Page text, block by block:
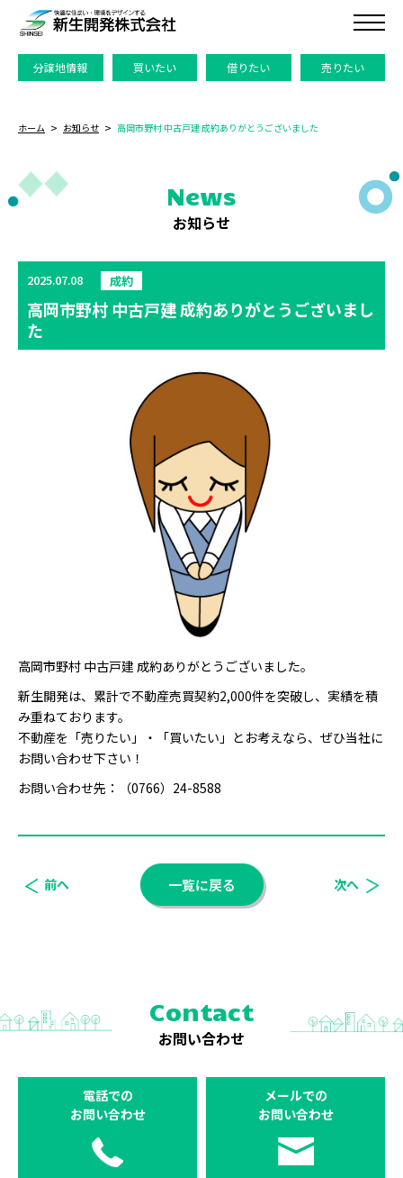
分譲地情報 買いたい 借りたい 売りたい
ホーム お知らせ 高岡市野村 中古戸建 成約ありがとうございました
News
お知らせ
2025.07.08 成約
高岡市野村 中古戸建 成約ありがとうございまし
た
高岡市野村 中古戸建 成約ありがとうございました。
新生開発は、累計で不動産売買契約2,000件を突破し、実績を積
み重ねております。
不動産を「売りたい」・「買いたい」とお考えなら、ぜひ当社に
お問い合わせ下さい！
お問い合わせ先：（0766）24-8588
前へ 一覧に戻る 次へ
Contact
お問い合わせ
電話での
お問い合わせ
メールでの
お問い合わせ